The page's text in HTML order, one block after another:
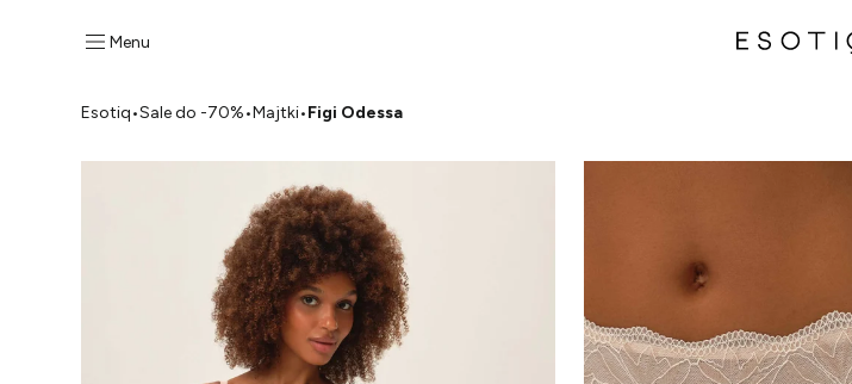
Menu
Esotiq•Sale do -70%•Majtki•Figi Odessa